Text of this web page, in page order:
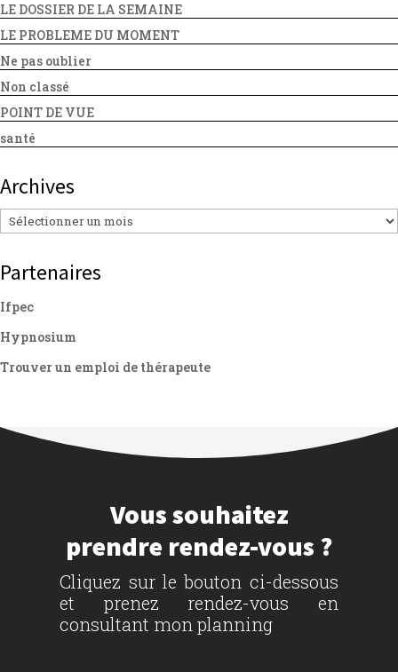
LE DOSSIER DE LA SEMAINE
LE PROBLEME DU MOMENT
Ne pas oublier
Non classé
POINT DE VUE
santé
Archives
Archives
Partenaires
Ifpec
Hypnosium
Trouver un emploi de thérapeute
Vous souhaitez
prendre rendez-vous ?
Cliquez sur le bouton ci-dessous
et prenez rendez-vous en
consultant mon planning